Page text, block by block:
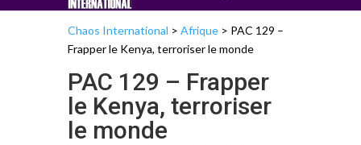
Chaos International > Afrique > PAC 129 –
Frapper le Kenya, terroriser le monde
PAC 129 – Frapper
le Kenya, terroriser
le monde